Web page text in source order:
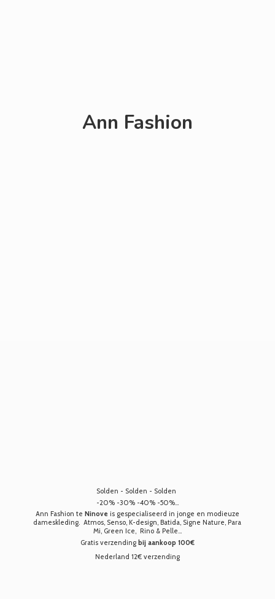
Ann Fashion
Solden - Solden - Solden
-20% -30% -40% -50%...
Ann Fashion te Ninove is gespecialiseerd in jonge en modieuze
dameskleding. Atmos, Senso, K-design, Batida, Signe Nature, Para
Mi, Green Ice, Rino & Pelle...
Gratis verzending bij aankoop 100€
Nederland 12€ verzending